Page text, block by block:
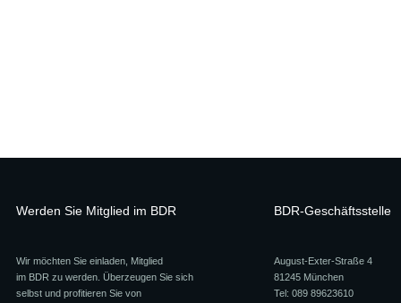
Werden Sie Mitglied im BDR
Wir möchten Sie einladen, Mitglied
im BDR zu werden. Überzeugen Sie sich
selbst und profitieren Sie von
BDR-Geschäftsstelle
August-Exter-Straße 4
81245 München
Tel: 089 89623610